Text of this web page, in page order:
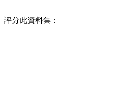
評分此資料集：